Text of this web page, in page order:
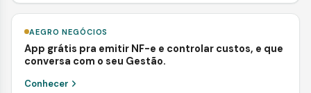
AEGRO NEGÓCIOS
App grátis pra emitir NF-e e controlar custos, e que
conversa com o seu Gestão.
Conhecer